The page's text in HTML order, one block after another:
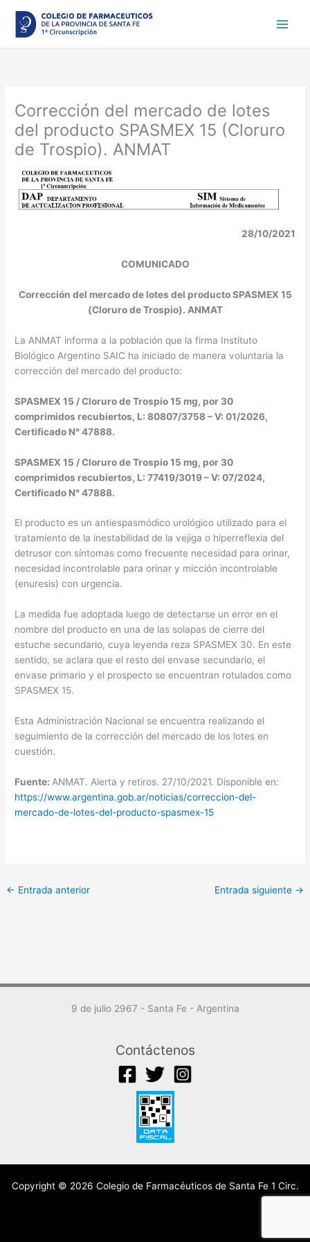
contenido
Corrección del mercado de lotes
del producto SPASMEX 15 (Cloruro
de Trospio). ANMAT
28/10/2021
COMUNICADO
Corrección del mercado de lotes del producto SPASMEX 15
(Cloruro de Trospio). ANMAT
La ANMAT informa a la población que la firma Instituto
Biológico Argentino SAIC ha iniciado de manera voluntaria la
corrección del mercado del producto:
SPASMEX 15 / Cloruro de Trospio 15 mg, por 30
comprimidos recubiertos, L: 80807/3758 – V: 01/2026,
Certificado N° 47888.
SPASMEX 15 / Cloruro de Trospio 15 mg, por 30
comprimidos recubiertos, L: 77419/3019 – V: 07/2024,
Certificado N° 47888.
El producto es un antiespasmódico urológico utilizado para el
tratamiento de la inestabilidad de la vejiga o hiperreflexia del
detrusor con síntomas como frecuente necesidad para orinar,
necesidad incontrolable para orinar y micción incontrolable
(enuresis) con urgencia.
La medida fue adoptada luego de detectarse un error en el
nombre del producto en una de las solapas de cierre del
estuche secundario, cuya leyenda reza SPASMEX 30. En este
sentido, se aclara que el resto del envase secundario, el
envase primario y el prospecto se encuentran rotulados como
SPASMEX 15.
Esta Administración Nacional se encuentra realizando el
seguimiento de la corrección del mercado de los lotes en
cuestión.
Fuente: ANMAT. Alerta y retiros. 27/10/2021. Disponible en:
https://www.argentina.gob.ar/noticias/correccion-del-
mercado-de-lotes-del-producto-spasmex-15
← Entrada anterior Entrada siguiente →
9 de julio 2967 - Santa Fe - Argentina
Contáctenos
Copyright © 2026 Colegio de Farmacéuticos de Santa Fe 1 Circ.